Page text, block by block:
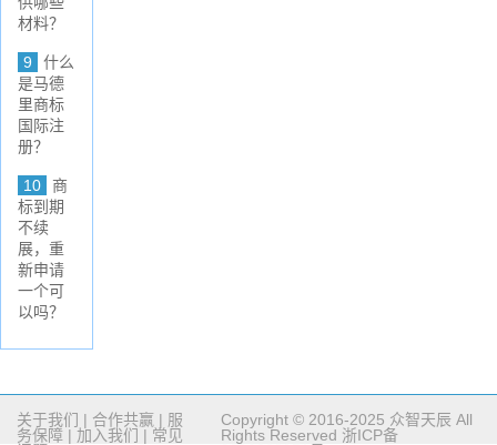
材料？
9
什么
是马德
里商标
国际注
册？
10
商
标到期
不续
展，重
新申请
一个可
以吗？
关于我们 | 合作共赢 | 服
务保障 | 加入我们 | 常见
Copyright © 2016-2025 众智天辰 All
Rights Reserved 浙ICP备